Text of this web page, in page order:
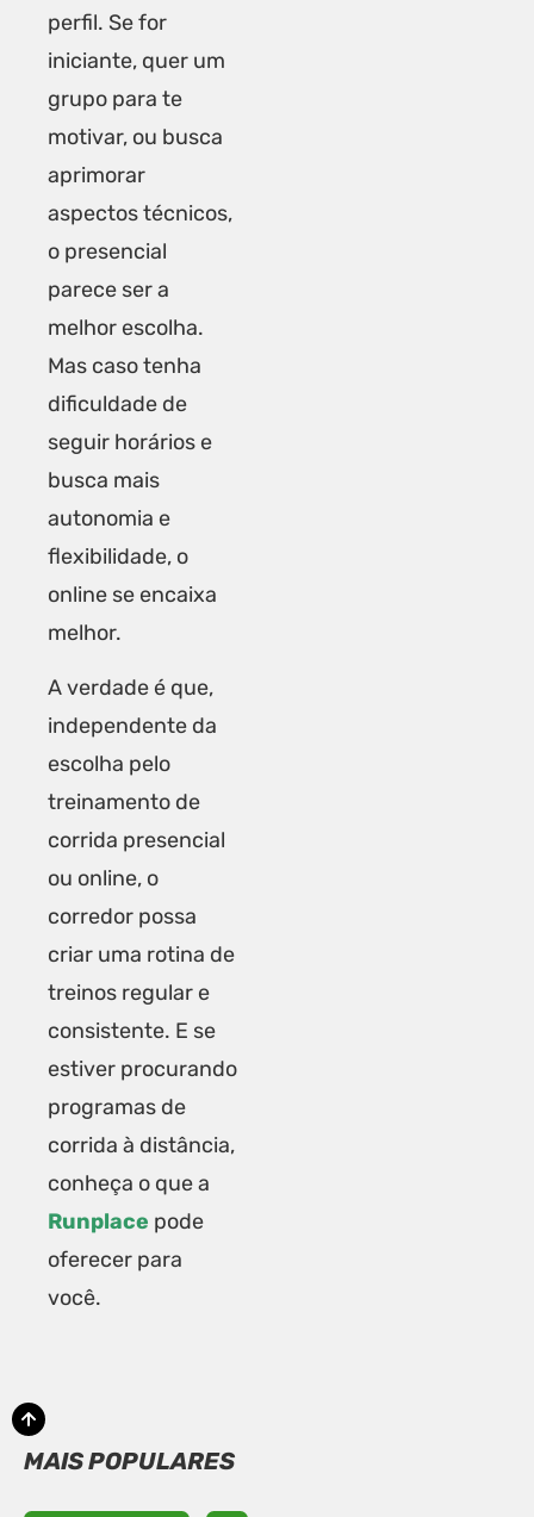
perfil. Se for
iniciante, quer um
grupo para te
motivar, ou busca
aprimorar
aspectos técnicos,
o presencial
parece ser a
melhor escolha.
Mas caso tenha
dificuldade de
seguir horários e
busca mais
autonomia e
flexibilidade, o
online se encaixa
melhor.
A verdade é que,
independente da
escolha pelo
treinamento de
corrida presencial
ou online, o
corredor possa
criar uma rotina de
treinos regular e
consistente. E se
estiver procurando
programas de
corrida à distância,
conheça o que a
Runplace pode
oferecer para
você.
MAIS POPULARES